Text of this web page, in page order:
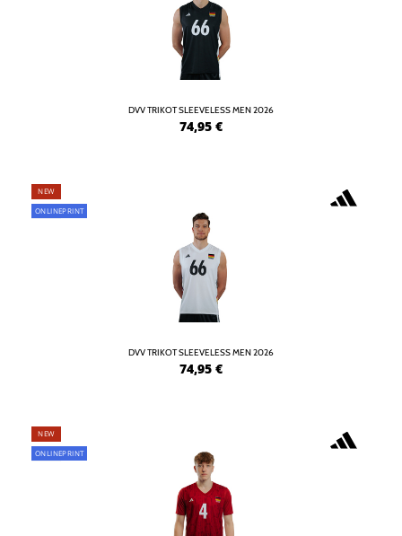
DVV TRIKOT SLEEVELESS MEN 2026
74,95 €
NEW
ONLINEPRINT
DVV TRIKOT SLEEVELESS MEN 2026
74,95 €
NEW
ONLINEPRINT